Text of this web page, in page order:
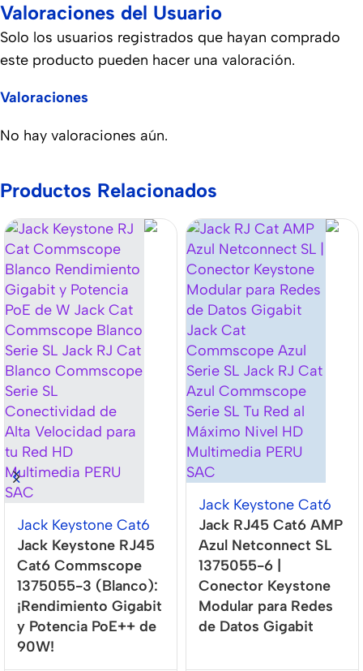
Valoraciones del Usuario
Valoraciones
No hay valoraciones aún.
Solo los usuarios registrados que hayan comprado
este producto pueden hacer una valoración.
Productos Relacionados
Jack Keystone Cat6
Jack Keystone RJ45
Cat6 Commscope
1375055-3 (Blanco):
¡Rendimiento Gigabit
y Potencia PoE++ de
90W!
Jack Keystone Cat6
Jack RJ45 Cat6 AMP
Azul Netconnect SL
1375055-6 |
Conector Keystone
Modular para Redes
de Datos Gigabit